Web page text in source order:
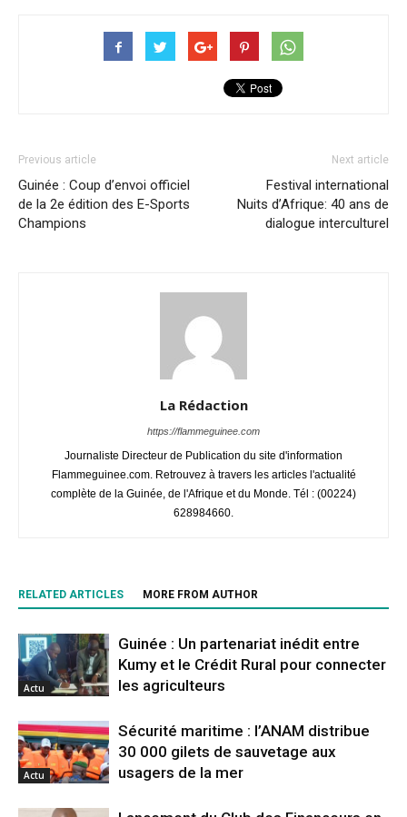
Previous article
Guinée : Coup d’envoi officiel
de la 2e édition des E-Sports
Champions
Next article
Festival international
Nuits d’Afrique: 40 ans de
dialogue interculturel
La Rédaction
https://flammeguinee.com
Journaliste Directeur de Publication du site d'information
Flammeguinee.com. Retrouvez à travers les articles l'actualité
complète de la Guinée, de l'Afrique et du Monde. Tél : (00224)
628984660.
RELATED ARTICLES MORE FROM AUTHOR
Actu
Guinée : Un partenariat inédit entre
Kumy et le Crédit Rural pour connecter
les agriculteurs
Actu
Sécurité maritime : l’ANAM distribue
30 000 gilets de sauvetage aux
usagers de la mer